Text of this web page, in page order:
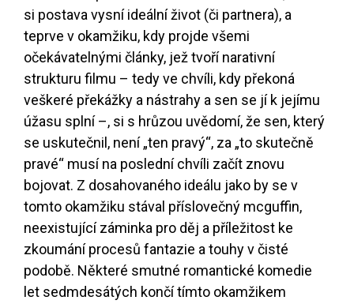
si postava vysní ideální život (či partnera), a
teprve v okamžiku, kdy projde všemi
očekávatelnými články, jež tvoří narativní
strukturu filmu – tedy ve chvíli, kdy překoná
veškeré překážky a nástrahy a sen se jí k jejímu
úžasu splní –, si s hrůzou uvědomí, že sen, který
se uskutečnil, není „ten pravý“, za „to skutečně
pravé“ musí na poslední chvíli začít znovu
bojovat. Z dosahovaného ideálu jako by se v
tomto okamžiku stával příslovečný mcguffin,
neexistující záminka pro děj a příležitost ke
zkoumání procesů fantazie a touhy v čisté
podobě. Některé smutné romantické komedie
let sedmdesátých končí tímto okamžikem